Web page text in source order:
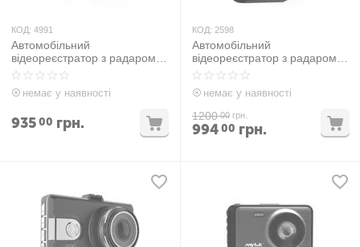
КОД: 4991
Автомобільний
відеореєстратор з радаром
DVR RADAR 1080P 7657
немає у наявності
93500 грн.
КОД: 2598
Автомобільний
відеореєстратор з радаром
DVR RADAR 2 в 1 x7 1080P
немає у наявності
1200 00 грн.
99400 грн.